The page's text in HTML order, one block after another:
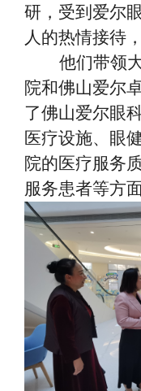
研，受到爱尔
人的热情接待
他们带领
院和佛山爱尔
了佛山爱尔眼
医疗设施、眼
院的医疗服务
服务患者等方